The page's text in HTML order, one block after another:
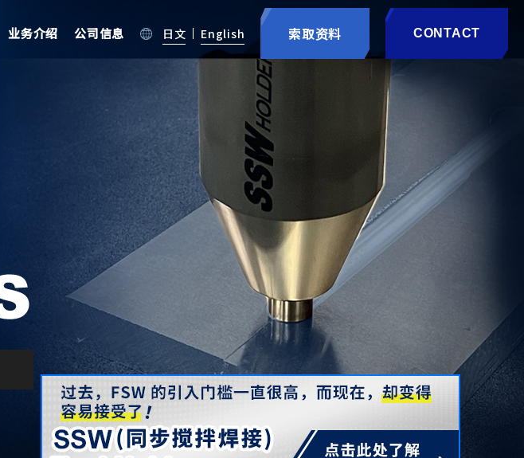
业务介绍 公司信息 日文 English 索取资料 CONTACT